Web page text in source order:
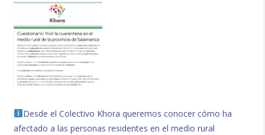
Desde el Colectivo Khora queremos conocer cómo ha
afectado a las personas residentes en el medio rural